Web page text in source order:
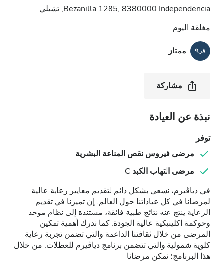
Bezanilla 1285, 8380000 Independencia, تشيلي
مغلقة اليوم
٩٫٨ ممتاز
مشاركة
نبذة عن العيادة
توفر
مرضى فيروس نقص المناعة البشرية
مرضى التهاب الكبد C
في دياڤيرم، نسعى بشكل دائم لتقديم معايير رعاية عالية
لمرضانا في كل عياداتنا حول العالم. إن تميزنا في تقديم
الرعاية ينتج عنه نتائج طبية فائقة، مستندة إلى نظام موحد
وحوكمة اكلينيكية عالية الجودة. كما ندرك أهمية تمكين
المرضى من خلال ثقافتنا الداعمة والتي تضمن تجربة رعاية
كلوية شمولية والتي تتضمن برنامج دياڤيرم للعطلات. من خلال
هذا البرنامج؛ نمكن مرضانا